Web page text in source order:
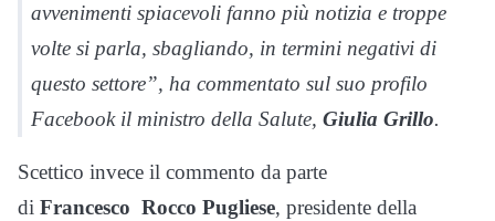
avvenimenti spiacevoli fanno più notizia e troppe
volte si parla, sbagliando, in termini negativi di
questo settore”, ha commentato sul suo profilo
Facebook il ministro della Salute, Giulia Grillo.
Scettico invece il commento da parte
di Francesco Rocco Pugliese, presidente della